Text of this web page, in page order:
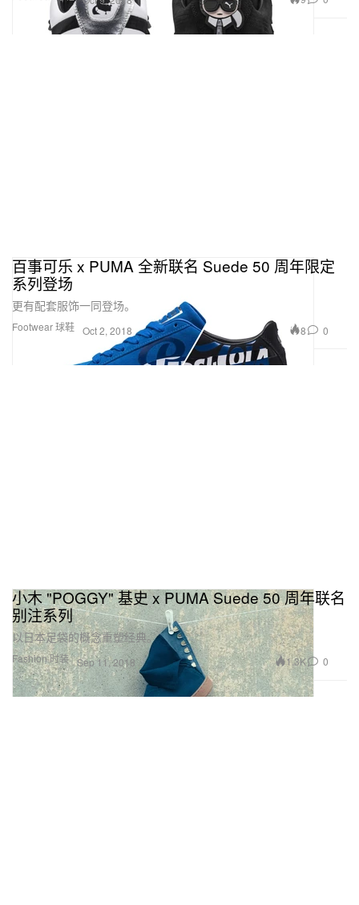
Footwear 球鞋
百事可乐 x PUMA 全新联名 Suede 50 周年限定
系列登场
更有配套服饰一同登场。
Oct 2, 2018 8 0
Fashion 时装
小木 "POGGY" 基史 x PUMA Suede 50 周年联名
别注系列
以日本足袋的概念重塑经典。
Sep 11, 2018 1.3K 0